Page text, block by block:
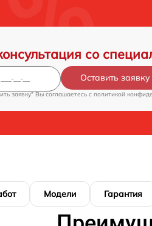
со
Оставить заявку
заявку" Вы соглашаетесь c политикой
Модели Гарантия